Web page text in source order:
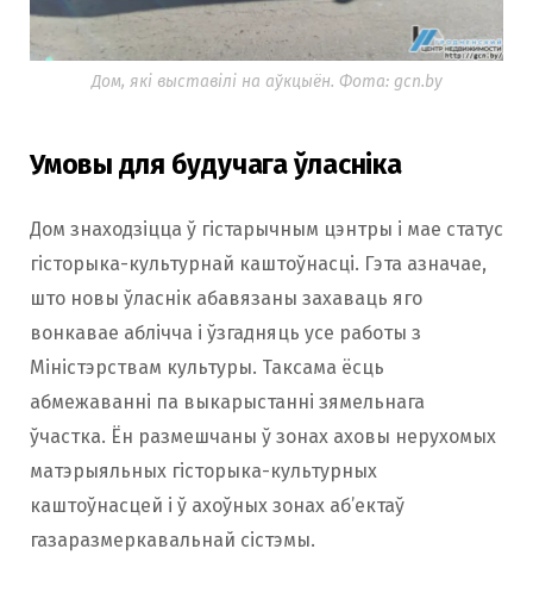
Дом, які выставілі на аўкцыён. Фота: gcn.by
Умовы для будучага ўласніка
Дом знаходзіцца ў гістарычным цэнтры і мае статус
гісторыка-культурнай каштоўнасці. Гэта азначае,
што новы ўласнік абавязаны захаваць яго
вонкавае аблічча і ўзгадняць усе работы з
Міністэрствам культуры. Таксама ёсць
абмежаванні па выкарыстанні зямельнага
ўчастка. Ён размешчаны ў зонах аховы нерухомых
матэрыяльных гісторыка-культурных
каштоўнасцей і ў ахоўных зонах аб’ектаў
газаразмеркавальнай сістэмы.